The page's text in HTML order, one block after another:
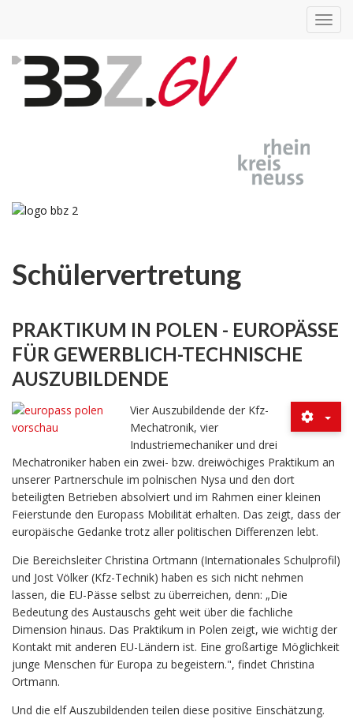
Schülervertretung
PRAKTIKUM IN POLEN - EUROPÄSSE
FÜR GEWERBLICH-TECHNISCHE
AUSZUBILDENDE
Vier Auszubildende der Kfz-
Mechatronik, vier
Industriemechaniker und drei
Mechatroniker haben ein zwei- bzw. dreiwöchiges Praktikum an
unserer Partnerschule im polnischen Nysa und den dort
beteiligten Betrieben absolviert und im Rahmen einer kleinen
Feierstunde den Europass Mobilität erhalten. Das zeigt, dass der
europäische Gedanke trotz aller politischen Differenzen lebt.
Die Bereichsleiter Christina Ortmann (Internationales Schulprofil)
und Jost Völker (Kfz-Technik) haben es sich nicht nehmen
lassen, die EU-Pässe selbst zu überreichen, denn: „Die
Bedeutung des Austauschs geht weit über die fachliche
Dimension hinaus. Das Praktikum in Polen zeigt, wie wichtig der
Kontakt mit anderen EU-Ländern ist. Eine großartige Möglichkeit
junge Menschen für Europa zu begeistern.", findet Christina
Ortmann.
Und die elf Auszubildenden teilen diese positive Einschätzung.